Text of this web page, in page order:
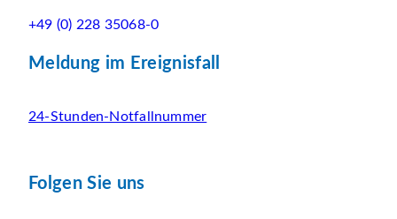
+49 (0) 228 35068-0
Meldung im Ereignisfall
24-Stunden-Notfallnummer
Folgen Sie uns